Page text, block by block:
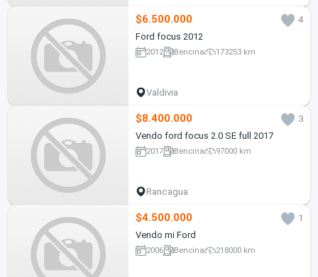
$6.500.000
4
Ford focus 2012
2012 Bencina 173253 km
Valdivia
$8.400.000
3
Vendo ford focus 2.0 SE full 2017
2017 Bencina 97000 km
Rancagua
$4.500.000
1
Vendo mi Ford
2006 Bencina 218000 km